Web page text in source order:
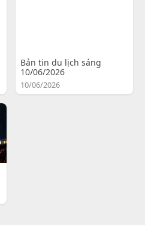
Bản tin du lịch sáng
10/06/2026
10/06/2026